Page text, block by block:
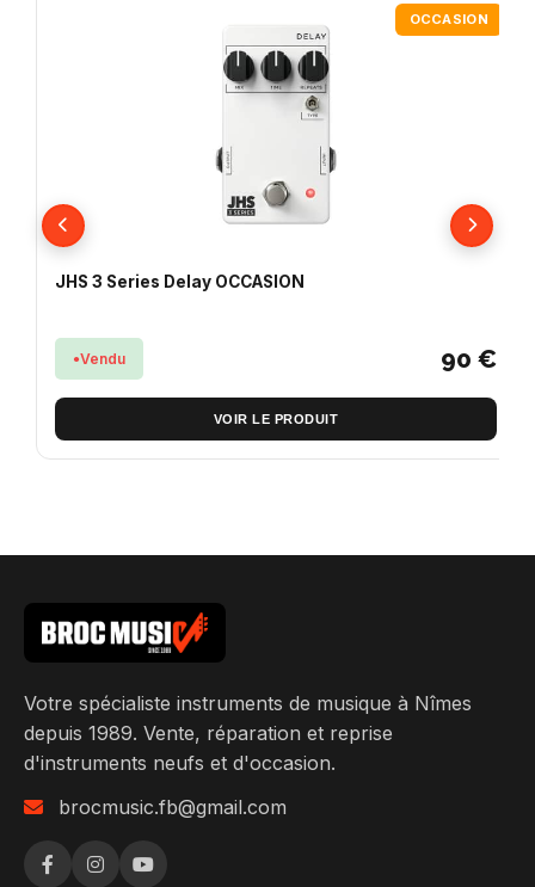
OCCASION
JHS 3 Series Delay OCCASION
Vendu 90 €
VOIR LE PRODUIT
Votre spécialiste instruments de musique à Nîmes
depuis 1989. Vente, réparation et reprise
d'instruments neufs et d'occasion.
brocmusic.fb@gmail.com